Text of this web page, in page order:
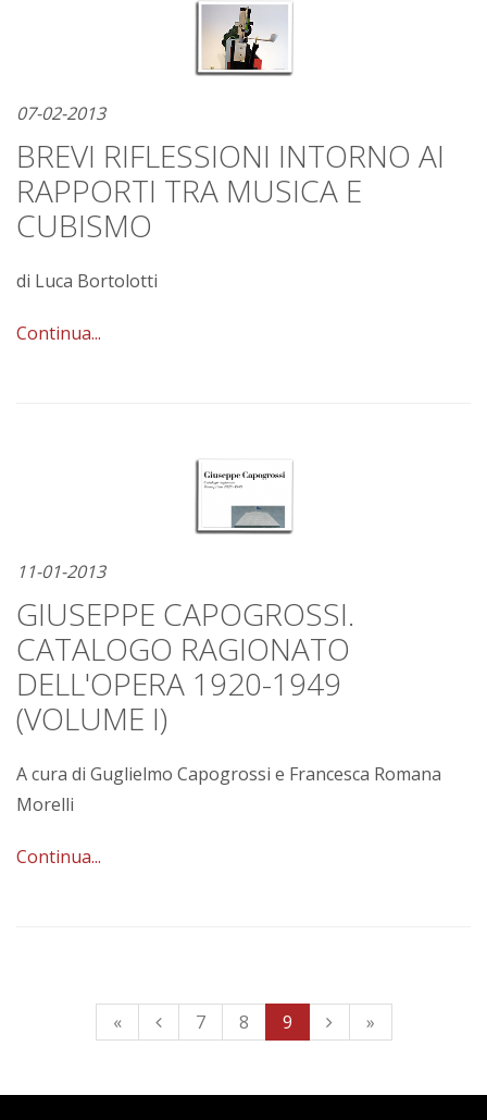
07-02-2013
BREVI RIFLESSIONI INTORNO AI
RAPPORTI TRA MUSICA E
CUBISMO
di Luca Bortolotti
Continua...
11-01-2013
GIUSEPPE CAPOGROSSI.
CATALOGO RAGIONATO
DELL'OPERA 1920-1949
(VOLUME I)
A cura di Guglielmo Capogrossi e Francesca Romana
Morelli
Continua...
« 7 8 9 »